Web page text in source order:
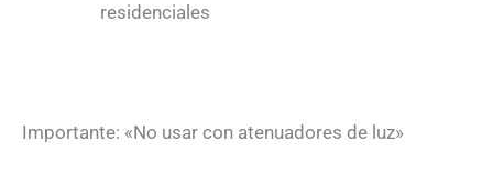
residenciales
Importante: «No usar con atenuadores de luz»